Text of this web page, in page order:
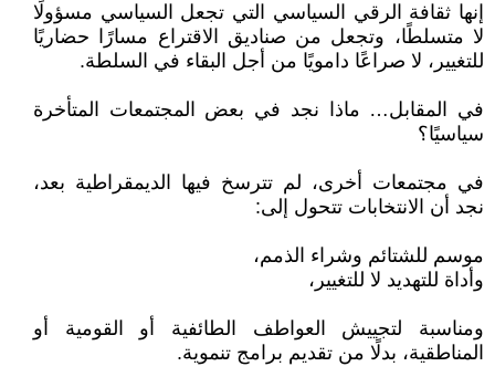
إنها ثقافة الرقي السياسي التي تجعل السياسي مسؤولًا
لا متسلطًا، وتجعل من صناديق الاقتراع مسارًا حضاريًا
للتغيير، لا صراعًا دامويًا من أجل البقاء في السلطة.
في المقابل… ماذا نجد في بعض المجتمعات المتأخرة
سياسيًا؟
في مجتمعات أخرى، لم تترسخ فيها الديمقراطية بعد،
نجد أن الانتخابات تتحول إلى:
موسم للشتائم وشراء الذمم،
وأداة للتهديد لا للتغيير،
ومناسبة لتجييش العواطف الطائفية أو القومية أو
المناطقية، بدلًا من تقديم برامج تنموية.